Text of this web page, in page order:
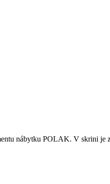
nábytku POLAK. V skrini